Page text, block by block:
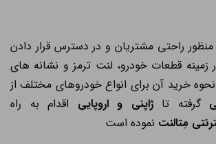
راحتی مشتریان و در دسترس قرار دادن
قطعات خودرو، لنت ترمز و نشانه های
خرید آن برای انواع خودروهای مختلف از
تاژاپنی و اروپاییاقدام به راه
مِتالنتنموده است